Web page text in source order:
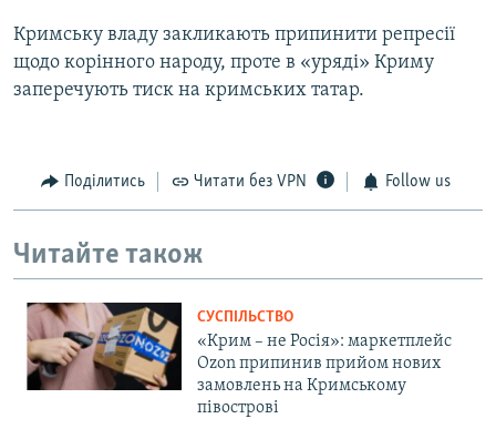
Кримську владу закликають припинити репресії
щодо корінного народу, проте в «уряді» Криму
заперечують тиск на кримських татар.
Поділитись Читати без VPN Follow us
Читайте також
СУСПІЛЬСТВО
«Крим – не Росія»: маркетплейс
Ozon припинив прийом нових
замовлень на Кримському
півострові